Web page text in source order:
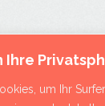
Ihre
um Ihr